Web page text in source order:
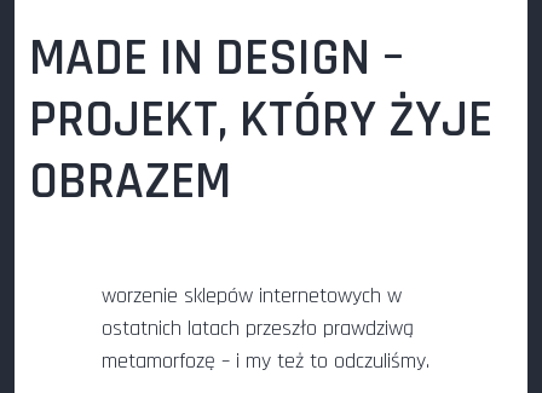
MADE IN DESIGN –
PROJEKT, KTÓRY ŻYJE
OBRAZEM
worzenie sklepów internetowych w
ostatnich latach przeszło prawdziwą
metamorfozę – i my też to odczuliśmy.